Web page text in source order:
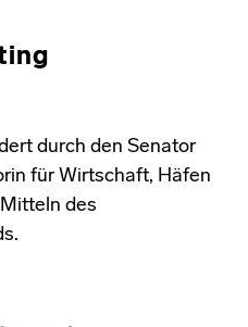
durch den Senator
für Wirtschaft, Häfen
des